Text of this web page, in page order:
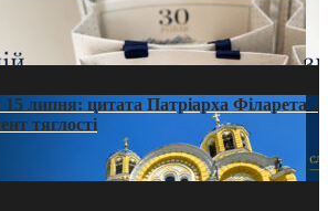
15 липня: цитата Патріарха Філарета з
тяглості